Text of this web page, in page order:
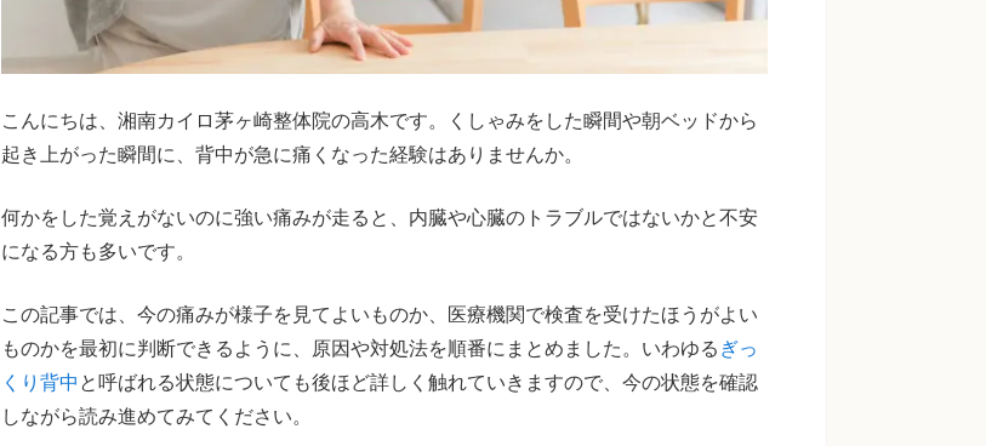
こんにちは、湘南カイロ茅ヶ崎整体院の高木です。くしゃみをした瞬間や朝ベッドから
起き上がった瞬間に、背中が急に痛くなった経験はありませんか。
何かをした覚えがないのに強い痛みが走ると、内臓や心臓のトラブルではないかと不安
になる方も多いです。
この記事では、今の痛みが様子を見てよいものか、医療機関で検査を受けたほうがよい
ものかを最初に判断できるように、原因や対処法を順番にまとめました。いわゆるぎっ
くり背中と呼ばれる状態についても後ほど詳しく触れていきますので、今の状態を確認
しながら読み進めてみてください。